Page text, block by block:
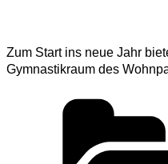
Zum Start ins neue Jahr
Gymnastikraum des